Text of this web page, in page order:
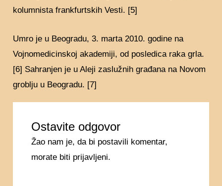
kolumnista frankfurtskih Vesti. [5]
Umro je u Beogradu, 3. marta 2010. godine na
Vojnomedicinskoj akademiji, od posledica raka grla.
[6] Sahranjen je u Aleji zaslužnih građana na Novom
groblju u Beogradu. [7]
Ostavite odgovor
Žao nam je, da bi postavili komentar,
morate biti prijavljeni.